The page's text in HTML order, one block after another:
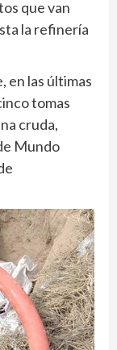
que van
la refinería
en las últimas
tomas
cruda,
Mundo